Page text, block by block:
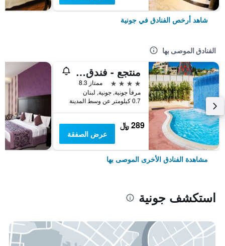
شاهد أرخص الفنادق في جونية
الفنادق الموصى بها
منتجع - فندق بيل آزور
4 نجوم
ممتاز 8.3
مرفأ جونية, جونية, لبنان
0.7 كيلومتر عن وسط المدينة
289 ﷼
عرض الصفقة
مشاهدة الفنادق الأخرى الموصى بها
استكشف جونية